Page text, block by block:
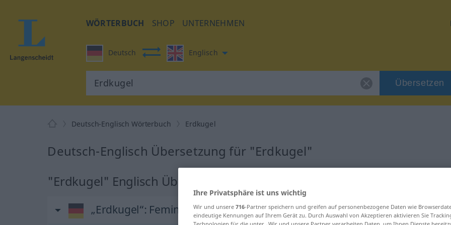
WÖRTERBUCH SHOP UNTERNEHMEN
Deutsch Englisch
Übersetzen
Deutsch-Englisch Wörterbuch Erdkugel
Deutsch-Englisch Übersetzung für "Erdkugel"
"Erdkugel" Englisch Übersetzung
„Erdkugel“: Femininum
Ihre Privatsphäre ist uns wichtig
Wir und unsere 716-Partner speichern und greifen auf personenbezogene Daten wie
eindeutige Kennungen auf Ihrem Gerät zu. Durch Auswahl von Akzeptieren aktivieren Sie
Technologien für die unter „Wir und unsere Partner verarbeiten Daten, um Ihnen Dienste